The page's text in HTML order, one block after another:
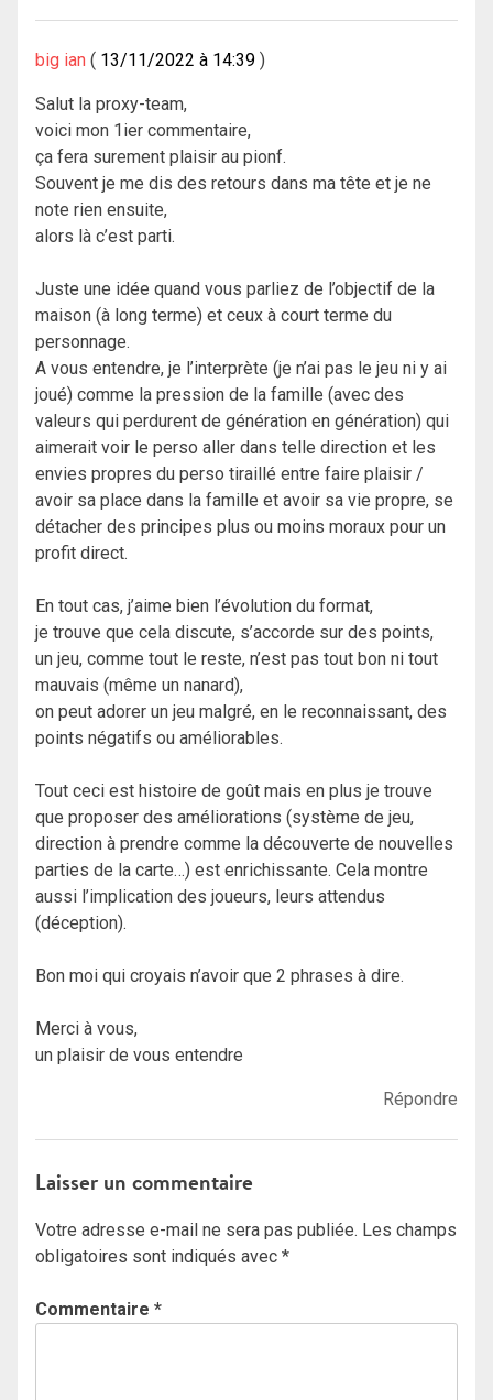
big ian 13/11/2022 à 14:39
Salut la proxy-team,
voici mon 1ier commentaire,
ça fera surement plaisir au pionf.
Souvent je me dis des retours dans ma tête et je ne
note rien ensuite,
alors là c’est parti.
Juste une idée quand vous parliez de l’objectif de la
maison (à long terme) et ceux à court terme du
personnage.
A vous entendre, je l’interprète (je n’ai pas le jeu ni y ai
joué) comme la pression de la famille (avec des
valeurs qui perdurent de génération en génération) qui
aimerait voir le perso aller dans telle direction et les
envies propres du perso tiraillé entre faire plaisir /
avoir sa place dans la famille et avoir sa vie propre, se
détacher des principes plus ou moins moraux pour un
profit direct.
En tout cas, j’aime bien l’évolution du format,
je trouve que cela discute, s’accorde sur des points,
un jeu, comme tout le reste, n’est pas tout bon ni tout
mauvais (même un nanard),
on peut adorer un jeu malgré, en le reconnaissant, des
points négatifs ou améliorables.
Tout ceci est histoire de goût mais en plus je trouve
que proposer des améliorations (système de jeu,
direction à prendre comme la découverte de nouvelles
parties de la carte…) est enrichissante. Cela montre
aussi l’implication des joueurs, leurs attendus
(déception).
Bon moi qui croyais n’avoir que 2 phrases à dire.
Merci à vous,
un plaisir de vous entendre
Répondre
Laisser un commentaire
Votre adresse e-mail ne sera pas publiée. Les champs
obligatoires sont indiqués avec *
Commentaire *